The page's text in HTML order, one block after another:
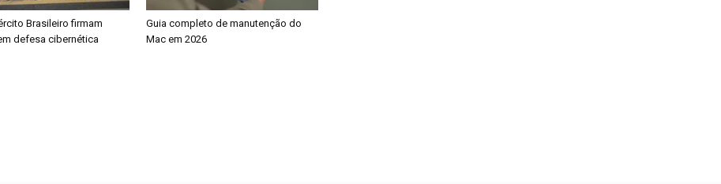
Brasileiro firmam
defesa cibernética
Guia completo de manutenção do
Mac em 2026